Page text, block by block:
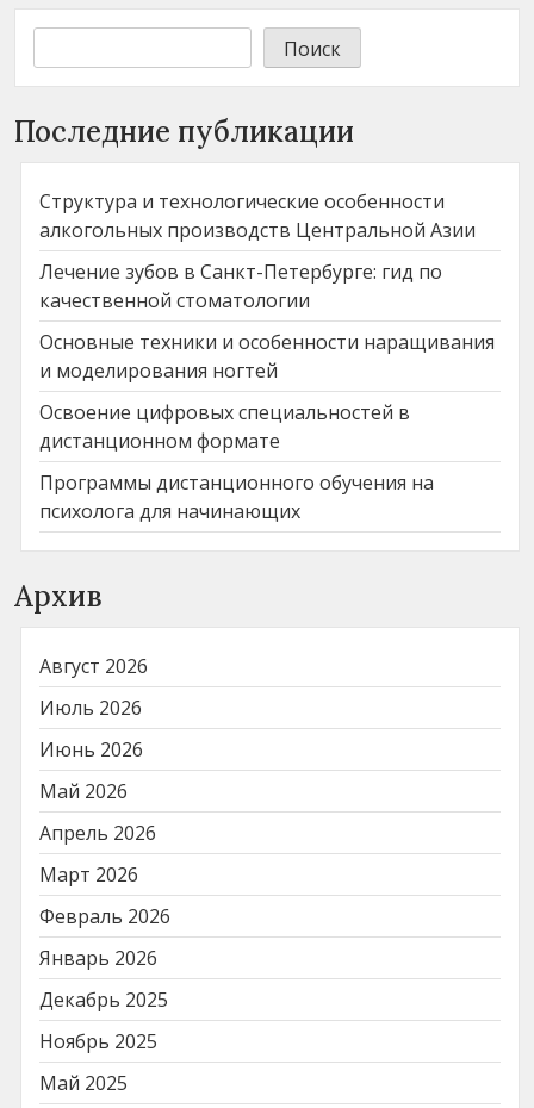
Поиск
Последние публикации
Структура и технологические особенности
алкогольных производств Центральной Азии
Лечение зубов в Санкт-Петербурге: гид по
качественной стоматологии
Основные техники и особенности наращивания
и моделирования ногтей
Освоение цифровых специальностей в
дистанционном формате
Программы дистанционного обучения на
психолога для начинающих
Архив
Август 2026
Июль 2026
Июнь 2026
Май 2026
Апрель 2026
Март 2026
Февраль 2026
Январь 2026
Декабрь 2025
Ноябрь 2025
Май 2025